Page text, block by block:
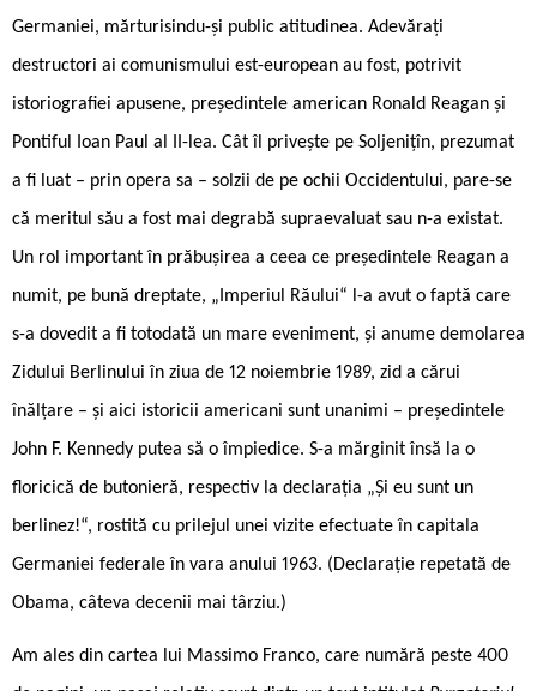
Germaniei, mărturisindu-și public atitudinea. Adevărați
destructori ai comunismului est-european au fost, potrivit
istoriografiei apusene, președintele american Ronald Reagan și
Pontiful Ioan Paul al II-lea. Cât îl privește pe Soljenițîn, prezumat
a fi luat – prin opera sa – solzii de pe ochii Occidentului, pare-se
că meritul său a fost mai degrabă supraevaluat sau n-a existat.
Un rol important în prăbușirea a ceea ce președintele Reagan a
numit, pe bună dreptate, „Imperiul Răului“ l-a avut o faptă care
s-a dovedit a fi totodată un mare eveniment, și anume demolarea
Zidului Berlinului în ziua de 12 noiembrie 1989, zid a cărui
înălțare – și aici istoricii americani sunt unanimi – președintele
John F. Kennedy putea să o împiedice. S-a mărginit însă la o
floricică de butonieră, respectiv la declarația „Și eu sunt un
berlinez!“, rostită cu prilejul unei vizite efectuate în capitala
Germaniei federale în vara anului 1963. (Declarație repetată de
Obama, câteva decenii mai târziu.)
Am ales din cartea lui Massimo Franco, care numără peste 400